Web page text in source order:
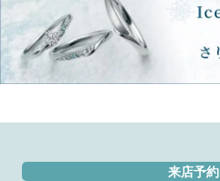
来店予約